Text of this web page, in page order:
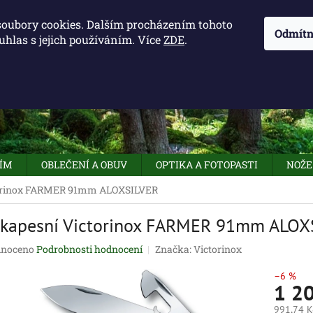
cookies. Dalším procházením tohoto
s jejich používáním. VíceZDE.
OBLEČENÍ A OBUV OPTIKA A FOTOPASTI NOŽE
FARMER 91mm ALOXSILVER
Victorinox FARMER 91mm
Podrobnosti hodnocení Značka:Victorinox
–6 %
1
991,74